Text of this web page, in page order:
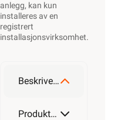
anlegg, kan kun
installeres av en
registrert
installasjonsvirksomhet.
Beskrivelse
Produktdetaljer